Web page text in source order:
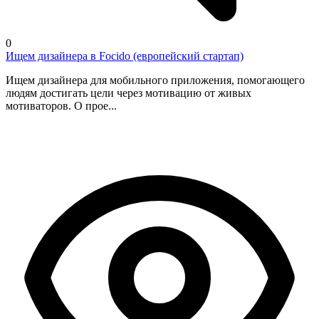
0
Ищем дизайнера в Focido (европейский стартап)
Ищем дизайнера для мобильного приложения, помогающего
людям достигать цели через мотивацию от живых
мотиваторов. О прое...